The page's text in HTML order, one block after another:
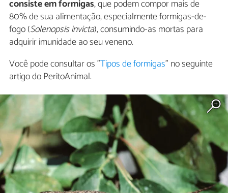
consiste em formigas, que podem compor mais de
80% de sua alimentação, especialmente formigas-de-
fogo (Solenopsis invicta), consumindo-as mortas para
adquirir imunidade ao seu veneno.
Você pode consultar os "Tipos de formigas" no seguinte
artigo do PeritoAnimal.